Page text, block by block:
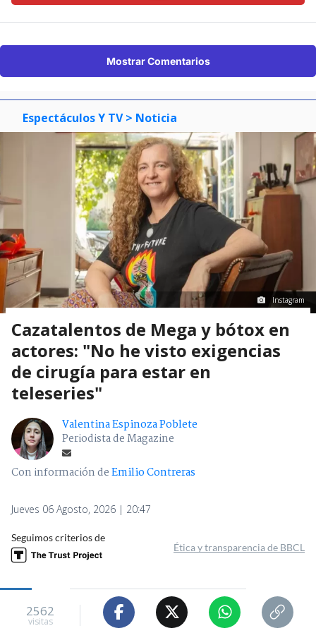
Mostrar Comentarios
Espectáculos Y TV > Noticia
Instagram
Cazatalentos de Mega y bótox en
actores: "No he visto exigencias
de cirugía para estar en
teleseries"
Valentina Espinoza Poblete
Periodista de Magazine
Con información deEmilio Contreras
Jueves 06 Agosto, 2026 | 20:47
Seguimos criterios de
Ética y transparencia de BBCL
2562
visitas